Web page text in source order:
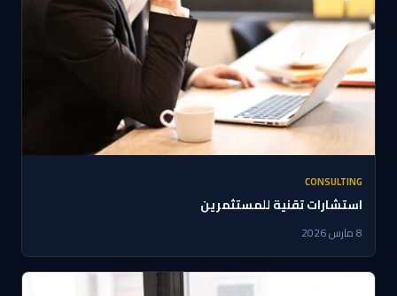
CONSULTING
استشارات تقنية للمستثمرين
8 مارس 2026